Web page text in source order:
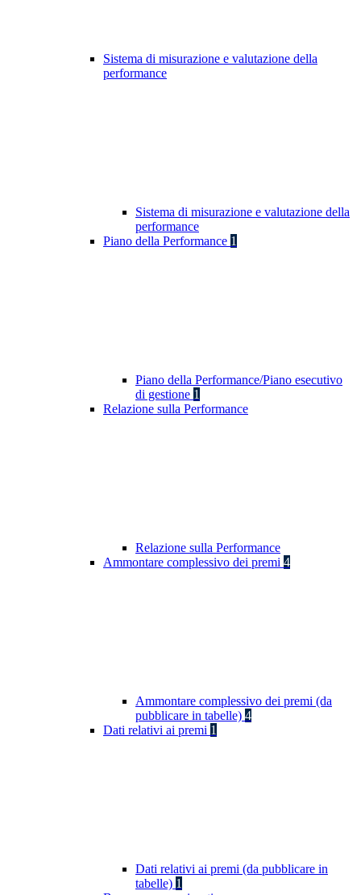
Sistema di misurazione e valutazione della
performance
Sistema di misurazione e valutazione della
performance
Piano della Performance 1
Piano della Performance/Piano esecutivo
di gestione 1
Relazione sulla Performance
Relazione sulla Performance
Ammontare complessivo dei premi 4
Ammontare complessivo dei premi (da
pubblicare in tabelle) 4
Dati relativi ai premi 1
Dati relativi ai premi (da pubblicare in
tabelle) 1